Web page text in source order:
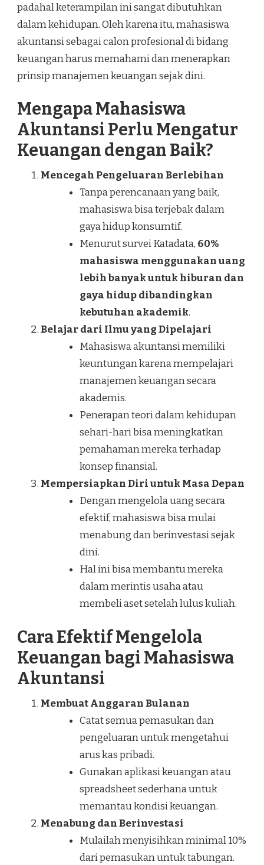
padahal keterampilan ini sangat dibutuhkan
dalam kehidupan. Oleh karena itu, mahasiswa
akuntansi sebagai calon profesional di bidang
keuangan harus memahami dan menerapkan
prinsip manajemen keuangan sejak dini.
Mengapa Mahasiswa
Akuntansi Perlu Mengatur
Keuangan dengan Baik?
Mencegah Pengeluaran Berlebihan
Tanpa perencanaan yang baik,
mahasiswa bisa terjebak dalam
gaya hidup konsumtif.
Menurut survei Katadata, 60%
mahasiswa menggunakan uang
lebih banyak untuk hiburan dan
gaya hidup dibandingkan
kebutuhan akademik.
Belajar dari Ilmu yang Dipelajari
Mahasiswa akuntansi memiliki
keuntungan karena mempelajari
manajemen keuangan secara
akademis.
Penerapan teori dalam kehidupan
sehari-hari bisa meningkatkan
pemahaman mereka terhadap
konsep finansial.
Mempersiapkan Diri untuk Masa Depan
Dengan mengelola uang secara
efektif, mahasiswa bisa mulai
menabung dan berinvestasi sejak
dini.
Hal ini bisa membantu mereka
dalam merintis usaha atau
membeli aset setelah lulus kuliah.
Cara Efektif Mengelola
Keuangan bagi Mahasiswa
Akuntansi
Membuat Anggaran Bulanan
Catat semua pemasukan dan
pengeluaran untuk mengetahui
arus kas pribadi.
Gunakan aplikasi keuangan atau
spreadsheet sederhana untuk
memantau kondisi keuangan.
Menabung dan Berinvestasi
Mulailah menyisihkan minimal 10%
dari pemasukan untuk tabungan.